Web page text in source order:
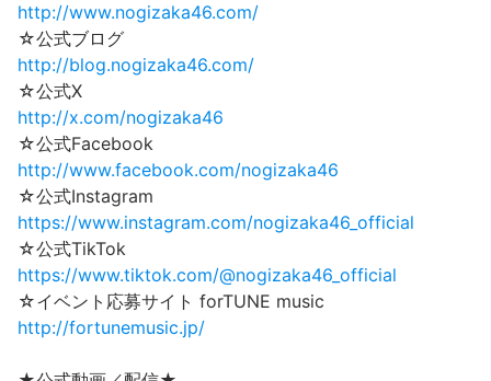
http://www.nogizaka46.com/
☆公式ブログ
http://blog.nogizaka46.com/
☆公式X
http://x.com/nogizaka46
☆公式Facebook
http://www.facebook.com/nogizaka46
☆公式Instagram
https://www.instagram.com/nogizaka46_official
☆公式TikTok
https://www.tiktok.com/@nogizaka46_official
☆イベント応募サイト forTUNE music
http://fortunemusic.jp/